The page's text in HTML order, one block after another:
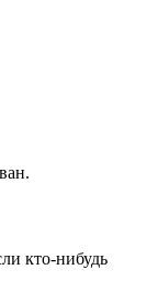
кто-нибудь